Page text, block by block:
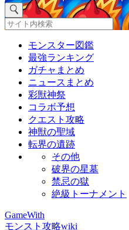
モンスター図鑑
最強ランキング
ガチャまとめ
ニュースまとめ
彩獣神祭
コラボ予想
クエスト攻略
神獣の聖域
転界の遺跡
その他
破界の星墓
禁忌の獄
絶級トーナメント
GameWith
モンスト攻略wiki